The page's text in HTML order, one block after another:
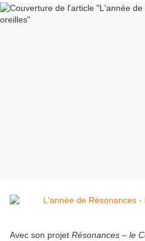
Avec son projet Résonances – le